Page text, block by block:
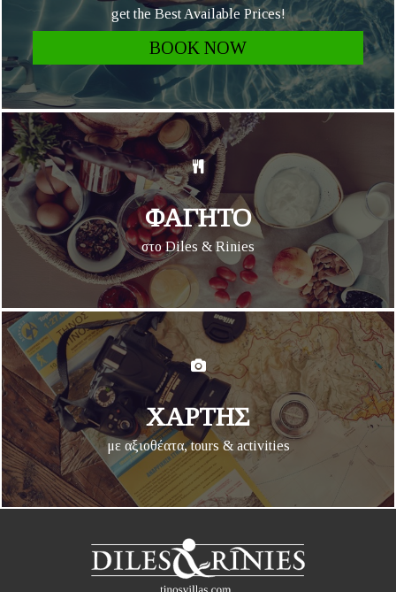
get the Best Available Prices!
BOOK NOW
ΦΑΓΗΤΟ
στο Diles & Rinies
ΧΑΡΤΗΣ
με αξιοθέατα, tours & activities